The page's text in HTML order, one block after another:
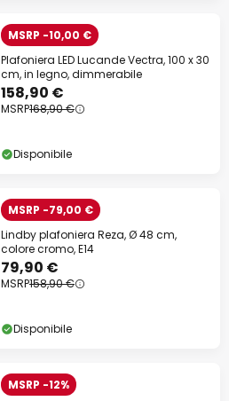
MSRP -10,00 €
Plafoniera LED Lucande Vectra, 100 x 30
cm, in legno, dimmerabile
158,90 €
MSRP168,90 €
Disponibile
MSRP -79,00 €
Lindby plafoniera Reza, Ø 48 cm,
colore cromo, E14
79,90 €
MSRP158,90 €
Disponibile
MSRP -12%